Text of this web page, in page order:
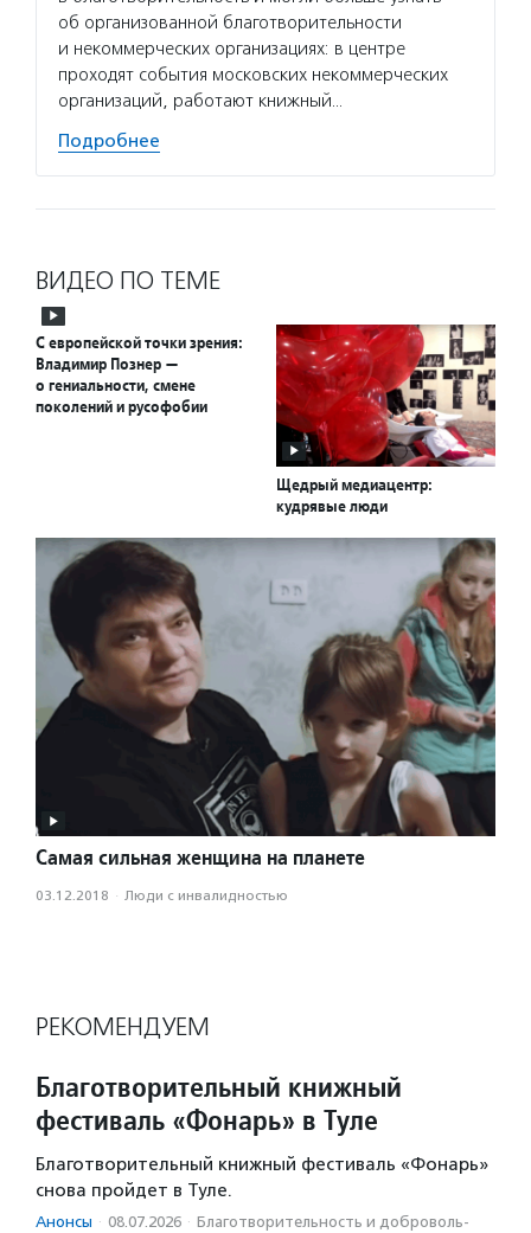
об организованной благотворительности
и некоммерческих организациях: в центре
проходят события московских некоммерческих
организаций, работают книжный…
Подробнее
ВИДЕО ПО ТЕМЕ
С европейской точки зрения:
Владимир Познер —
о гениальности, смене
поколений и русофобии
Щедрый медиацентр:
кудрявые люди
Самая сильная женщина на планете
03.12.2018 · Люди с инвалидностью
РЕКОМЕНДУЕМ
Благотворительный книжный
фестиваль «Фонарь» в Туле
Благотворительный книжный фестиваль «Фонарь»
снова пройдет в Туле.
Анонсы · 08.07.2026 · Благотвори­тель­ность и доброволь­